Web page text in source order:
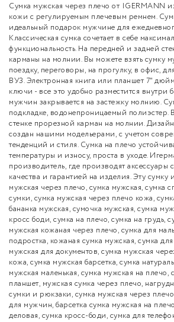
Сумка мужская через плечо от IGERMANN
кожи с регулируемым плечевым ремнем.
идеальный подарок мужчине для
Классическая сумка сочетает в себе
функциональность. На передней и задней
карманы на молнии. Вы можете взять сумку
поездку, переговоры, на прогулку, в офис,
ВУЗ. Электронная книга или планшет 7"
ключи - все это удобно разместится внутри
мужчин закрывается на застежку молнию.
подкладке, водонепроницаемый полиэстер.
стенке прорезной карман на молнии.
создан нашими модельерами, с учетом
тенденций и стиля. Сумка на плечо
температуры и износу, проста в уходе.
производитель, где производят аксессуары
качества и гарантией на изделия. Эту сумку
мужская через плечо, сумка мужская, сумка
сумки, сумка мужская через плечо кожа,
бананка мужская, сумочка мужская, сумка
кросс боди, сумка на плечо, сумка на грудь,
мужская кожаная через плечо, сумка для
подростка, кожаная сумка мужская, сумка
мужская для документов, сумка мужская
кожа, сумка мужская барсетка, сумка
мужская маленькая, сумка мужская на плечо,
планшет, мужская сумка через плечо,
сумки и рюкзаки, сумка мужская через
для мужчин, барсетка сумка мужская на
деловая, сумка кросс-боди, сумка для